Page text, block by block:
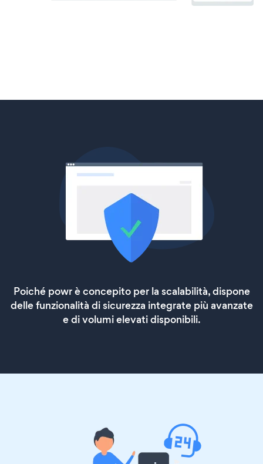
Poiché powr è concepito per la scalabilità, dispone
delle funzionalità di sicurezza integrate più avanzate
e di volumi elevati disponibili.